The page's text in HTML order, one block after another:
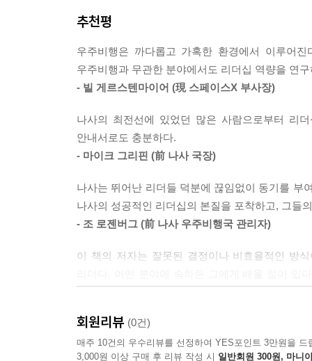
조직 문화를 바꾸는 작업은 어려울 수 있다. 고더
더드에서 비기술적인 시스템의 공학적 난제에 대
들고 수정하고 유지하는 주체는 결국 사람이란 뜻
한다. 달리 말하면, 구성원들이 하고 싶어 하는 것
“쉬워서가 아니라 어렵기 때문에” 사람을 달에
최초로 인공위성을 쏘아 올린 소련에 질 수 없다
여덟 번째 불가사의”라는 찬사를 받으며 의기
미아”라는 멸칭을 얻고 전 세계로부터 조롱을 당했
그러나 지금의 나사는 어떠한가? 나사를 필두
국가가 되었다. 아폴로 1호의 비극적 사건을 교훈
발자국을 남겼다. 또한 나사는 리스크를 무릅
그들은 처음에 실패했다고 해서 결코 좌절하거
혁신을 거듭해 끝끝내 성공했다. “실패는 성공의
증명한 조직이다. 그 모든 7전8기의 스토리를 이
지상 최고 조직 NASA의
그저 되풀이하는 식으로 구성원을 가르치며 성장을
추천평
우주비행은 까다롭고 가혹한 환경에서 이루어
우주비행과 무관한 분야에서도 리더십 역량을 연
- 빌 게르스텐마이어 (現 스페이스X 부사장)
나사의 최전선에 있었던 많은 사람으로부터 리
안내서로도 충분하다.
- 마이크 그리핀 (前 나사 국장)
나사는 뛰어난 리더들 덕분에 끊임없이 동기를 부
나사의 성공적인 리더십의 본질을 포착하고, 그들
- 조 로젠버그 (前 나사 우주비행국 관리자)
이 책의 저자는 잘못된 결정이나 비효율적인 방
‘조직은 어떻게 성장해야 하는가?’ 이 책에서
회원리뷰 (0건)
매주 10건의 우수리뷰를 선정하여 YES포인트 3만원을 드
3,000원 이상 구매 후 리뷰 작성 시 일반회원 300원, 마니